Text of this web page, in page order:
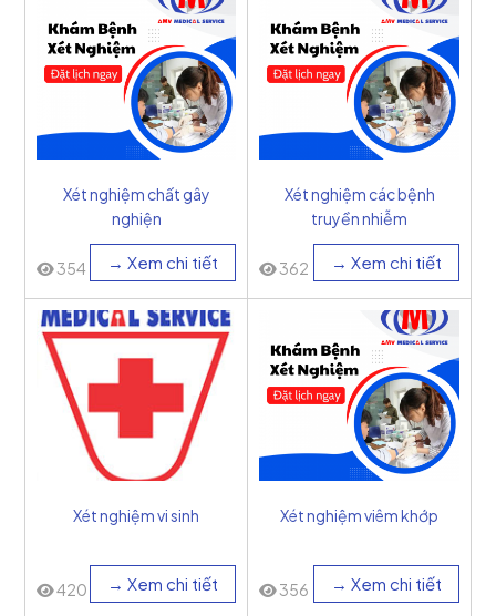
Xét nghiệm chất gây
nghiện
354 → Xem chi tiết
Xét nghiệm các bệnh
truyền nhiễm
362 → Xem chi tiết
Xét nghiệm vi sinh
420 → Xem chi tiết
Xét nghiệm viêm khớp
356 → Xem chi tiết